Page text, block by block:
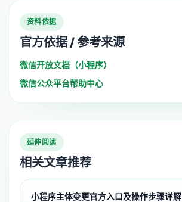
资料依据
官方依据 / 参考来源
微信开放文档（小程序）
微信公众平台帮助中心
延伸阅读
相关文章推荐
小程序主体变更官方入口及操作步骤详解